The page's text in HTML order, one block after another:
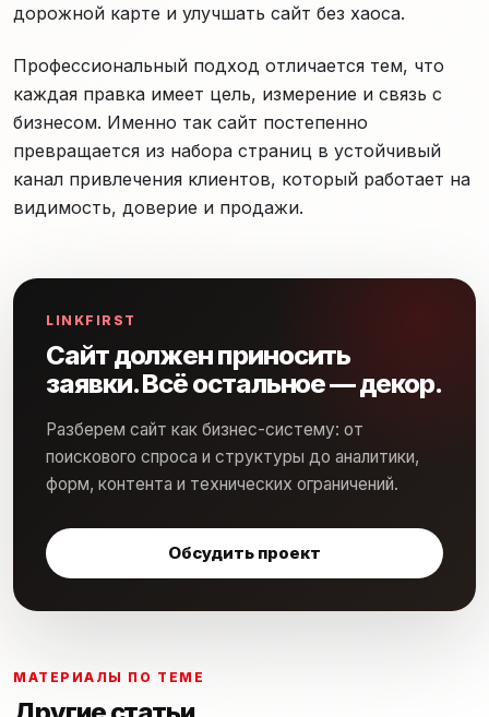
дорожной карте и улучшать сайт без хаоса.
Профессиональный подход отличается тем, что
каждая правка имеет цель, измерение и связь с
бизнесом. Именно так сайт постепенно
превращается из набора страниц в устойчивый
канал привлечения клиентов, который работает на
видимость, доверие и продажи.
LINKFIRST
Сайт должен приносить
заявки. Всё остальное — декор.
Разберем сайт как бизнес-систему: от
поискового спроса и структуры до аналитики,
форм, контента и технических ограничений.
Обсудить проект
МАТЕРИАЛЫ ПО ТЕМЕ